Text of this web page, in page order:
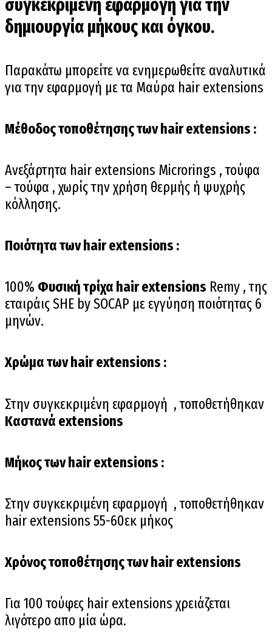
συγκεκριμένη εφαρμογή για την
δημιουργία μήκους και όγκου.
Παρακάτω μπορείτε να ενημερωθείτε αναλυτικά
για την εφαρμογή με τα Μαύρα hair extensions
Μέθοδος τοποθέτησης των hair extensions :
Ανεξάρτητα hair extensions Microrings , τούφα
– τούφα , χωρίς την χρήση θερμής ή ψυχρής
κόλλησης.
Ποιότητα των hair extensions :
100% Φυσική τρίχα hair extensions Remy , της
εταιράις SHE by SOCAP με εγγύηση ποιότητας 6
μηνών.
Χρώμα των hair extensions :
Στην συγκεκριμένη εφαρμογή , τοποθετήθηκαν
Καστανά extensions
Μήκος των hair extensions :
Στην συγκεκριμένη εφαρμογή , τοποθετήθηκαν
hair extensions 55-60εκ μήκος
Χρόνος τοποθέτησης των hair extensions
Για 100 τούφες hair extensions χρειάζεται
λιγότερο απο μία ώρα.